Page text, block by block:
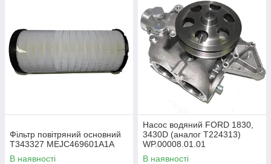
Фільтр повітряний основний
T343327 MEJC469601A1A
В наявності
Насос водяний FORD 1830,
3430D (аналог T224313)
WP.00008.01.01
2C468B546KC
В наявності